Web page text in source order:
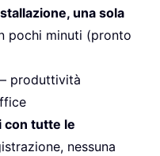
una sola
pochi minuti (pronto
produttività
con tutte le
nessuna